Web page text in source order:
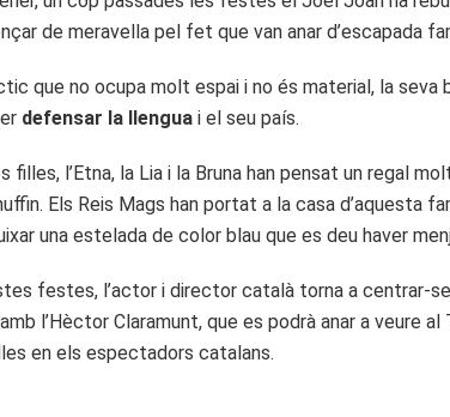
de meravella pel fet que van anar d’escapada
que no ocupa molt espai i no és material, la
defensar la llengua i el seu país.
l’Etna, la Lia i la Bruna han pensat un regal
Els Reis Mags han portat a la casa d’aquesta
una estelada de color blau que es deu haver
festes, l’actor i director català torna a centrar-
l’Hèctor Claramunt, que es podrà anar a veure
en els espectadors catalans.